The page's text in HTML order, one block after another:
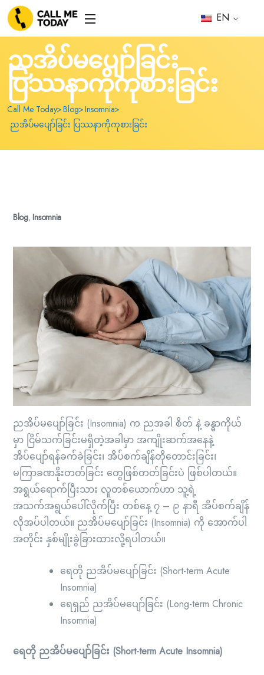
EN
ညအိပ်မပျော်ခြင်း
ပြဿနာကိုကုစားခြင်း
Call Me Today Blog Insomnia
ညအိပ်မပျော်ခြင်း ပြဿနာကိုကုစားခြင်း
Blog,Insomnia
ညအိပ်မပျော်ခြင်း (Insomnia) က ညအခါ စိတ် နဲ့ ခန္ဓာကိုယ်
မှာ ငြိမ်သက်ခြင်းမရှိတဲ့အခါမှာ အကျိုးဆက်အနေနဲ့
အိပ်ပျော်ရန်ခက်ခဲခြင်း၊ အိပ်စက်ချိန်တိုတောင်းခြင်း၊
မကြာခဏနိုးတတ်ခြင်း တွေဖြစ်တတ်ခြင်းပဲ ဖြစ်ပါတယ်။
အရွယ်ရောက်ပြီးသား လူတစ်ယောက်ဟာ သူ့ရဲ့
အသက်အရွယ်ပေါ်လိုက်ပြီး တစ်နေ့ ၇ – ၉ နာရီ အိပ်စက်ချိန်
လိုအပ်ပါတယ်။ ညအိပ်မပျော်ခြင်း (Insomnia) ကို အောက်ပါ
အတိုင်း နှစ်မျိုးခွဲခြားထားလို့ရပါတယ်။
ရေတို ညအိပ်မပျော်ခြင်း (Short-term Acute
Insomnia)
ရေရှည် ညအိပ်မပျော်ခြင်း (Long-term Chronic
Insomnia)
ရေတို ညအိပ်မပျော်ခြင်း (Short-term Acute Insomnia)